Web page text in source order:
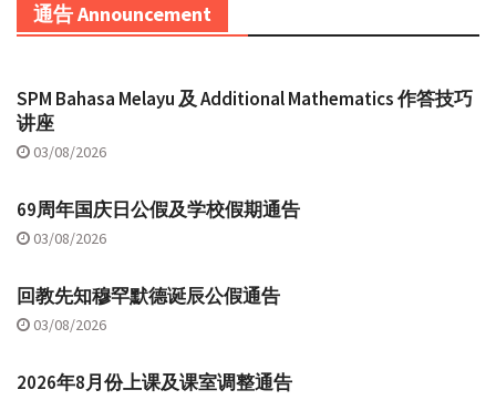
通告 Announcement
SPM Bahasa Melayu 及 Additional Mathematics 作答技巧
讲座
03/08/2026
69周年国庆日公假及学校假期通告
03/08/2026
回教先知穆罕默德诞辰公假通告
03/08/2026
2026年8月份上课及课室调整通告